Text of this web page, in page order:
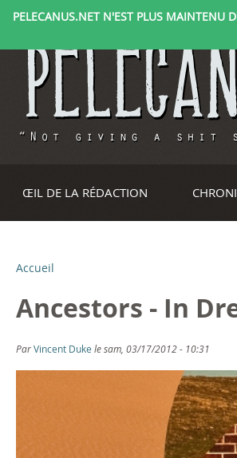
PELECANUS.NET N'EST PLUS MAINTENU
ŒIL DE LA RÉDACTION
V
o
u
s
Accueil
Ancestors - In
ParVincent Duke le sam, 03/17/2012 - 10:31